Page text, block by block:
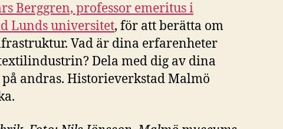
Berggren, professor emeritus i
Lunds universitet, för att berätta om
Vad är dina erfarenheter
Dela med dig av dina
andras. Historieverkstad Malmö